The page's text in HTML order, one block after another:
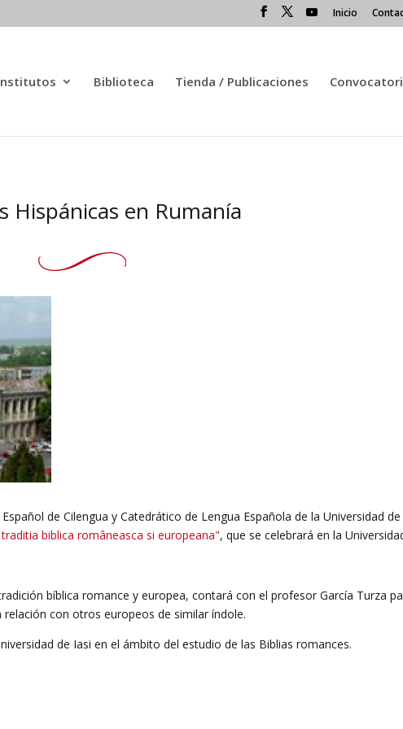
Inicio
Biblioteca Tienda / Publicaciones
Hispánicas en Rumanía
de Cilengua y Catedrático de Lengua Española de la Universidad
biblica româneasca si europeana", que se celebrará en la
bíblica romance y europea, contará con el profesor García Turza
relación con otros europeos de similar índole.
de Iasi en el ámbito del estudio de las Biblias romances.